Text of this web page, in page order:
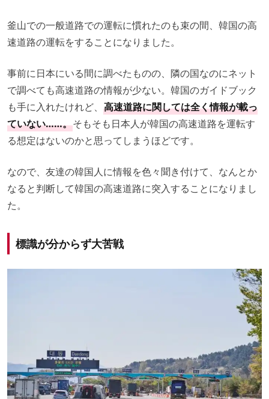
釜山での一般道路での運転に慣れたのも束の間、韓国の高
速道路の運転をすることになりました。
事前に日本にいる間に調べたものの、隣の国なのにネット
で調べても高速道路の情報が少ない。韓国のガイドブック
も手に入れたけれど、 高速道路に関しては全く情報が載っ
ていない……。そもそも日本人が韓国の高速道路を運転す
る想定はないのかと思ってしまうほどです。
なので、友達の韓国人に情報を色々聞き付けて、なんとか
なると判断して韓国の高速道路に突入することになりまし
た。
標識が分からず大苦戦